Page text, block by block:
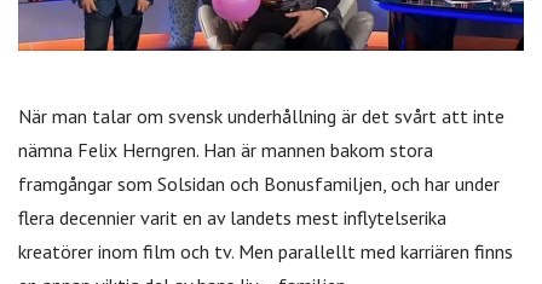
När man talar om svensk underhållning är det svårt att inte
nämna Felix Herngren. Han är mannen bakom stora
framgångar som Solsidan och Bonusfamiljen, och har under
flera decennier varit en av landets mest inflytelserika
kreatörer inom film och tv. Men parallellt med karriären finns